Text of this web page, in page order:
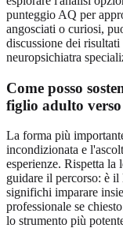
punteggio AQ per
angosciati o curiosi,
discussione dei
neuropsichiatra
Come posso
figlio adulto
La forma più
incondizionata e
esperienze. Rispetta la
guidare il percorso: è
significhi imparare
professionale se
lo strumento più